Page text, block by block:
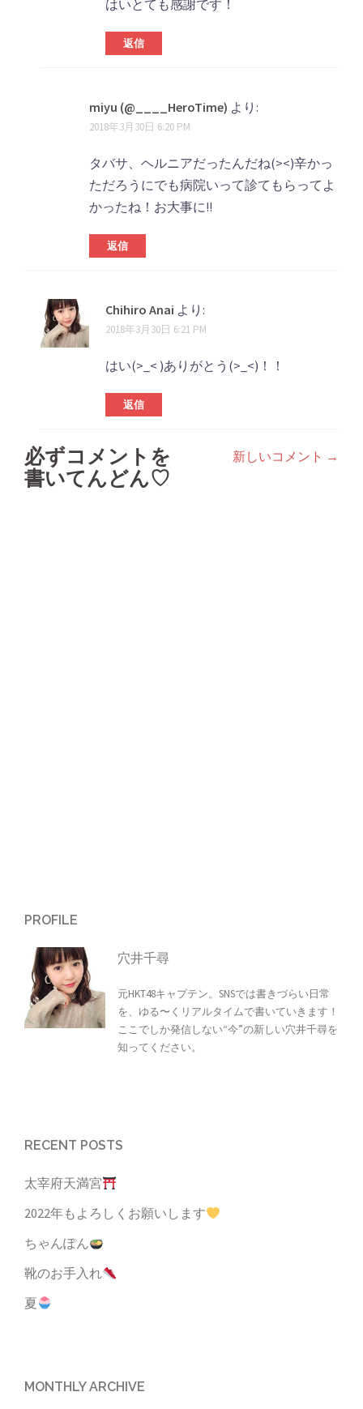
はいとても感謝です！
返信
miyu (@____HeroTime) より:
2018年3月30日 6:20 PM
タバサ、ヘルニアだったんだね(><)辛かっ
ただろうにでも病院いって診てもらってよ
かったね！お大事に!!
返信
Chihiro Anai より:
2018年3月30日 6:21 PM
はい(>_< )ありがとう(>_<)！！
返信
コ
メ
新しいコメント →
必ずコメントを
書いてんどん♡
PROFILE
穴井千尋
元HKT48キャプテン。SNSでは書きづらい日常
を、ゆる〜くリアルタイムで書いていきます！
ここでしか発信しない“今”の新しい穴井千尋を
知ってください。
RECENT POSTS
太宰府天満宮
2022年もよろしくお願いします
ちゃんぽん
靴のお手入れ
夏
MONTHLY ARCHIVE